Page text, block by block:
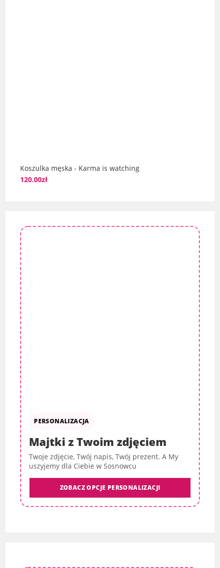
Koszulka męska - Karma is watching
120.00zł
PERSONALIZACJA
Majtki z Twoim zdjęciem
Twoje zdjęcie, Twój napis, Twój prezent. A My
uszyjemy dla Ciebie w Sosnowcu
ZOBACZ OPCJE PERSONALIZACJI